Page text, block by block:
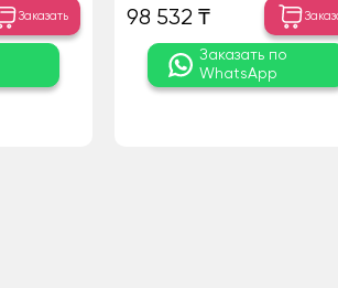
Заказать 98 532 ₸
Заказать по
WhatsApp